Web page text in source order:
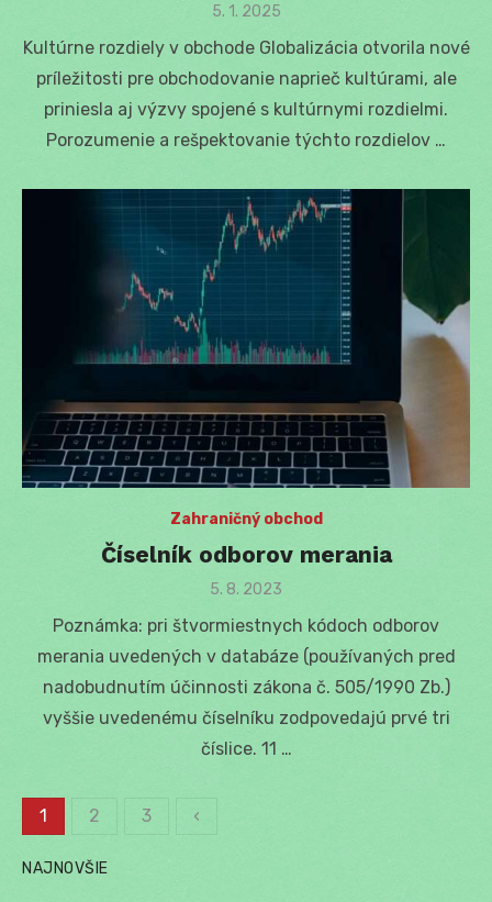
Posted
5. 1. 2025
Kultúrne rozdiely v obchode Globalizácia otvorila nové
príležitosti pre obchodovanie naprieč kultúrami, ale
priniesla aj výzvy spojené s kultúrnymi rozdielmi.
Porozumenie a rešpektovanie týchto rozdielov …
Zahraničný obchod
Číselník odborov merania
Posted
5. 8. 2023
Poznámka: pri štvormiestnych kódoch odborov
merania uvedených v databáze (používaných pred
nadobudnutím účinnosti zákona č. 505/1990 Zb.)
vyššie uvedenému číselníku zodpovedajú prvé tri
číslice. 11 …
Stránkovanie
príspevkov
1 2 3 ‹
NAJNOVŠIE